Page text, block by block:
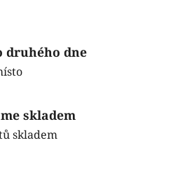
druhého dne
skladem
skladem